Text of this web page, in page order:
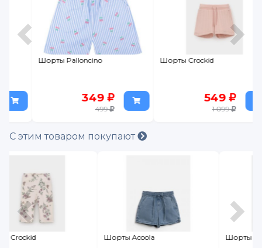
Шорты Palloncino
349
Шорты Crockid
549
С этим товаром покупают
Шорты Acoola Шорты Crockid